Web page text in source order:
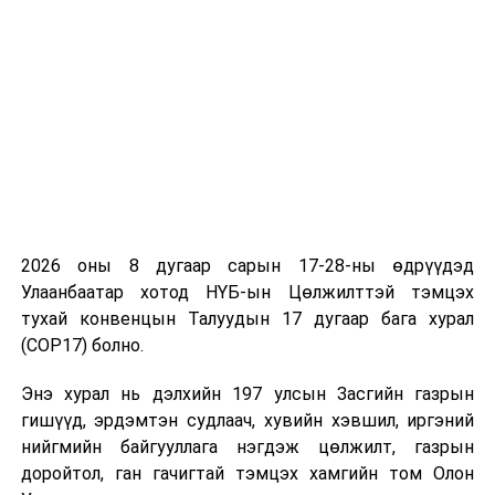
хүрээнд “Татварын асуудлаар захиргааны туслалцаа
харилцан үзүүлэх тухай конвенц””-ыг Монгол Улсын
Их Хурал 2020 оны 1 дүгээр сарын 3-ны өдөр
соёрхон баталж, тус конвенц 2020 оны 6 дугаар
төгөлдөр үйлчилж байна.
Жич: Энэхүү жагсаалт нь ФАТФ-ын Мөнгө угаах,
терроризмыг санхүүжүүлэхтэй тэмцэх
2026 оны 8 дугаар сарын 17-28-ны өдрүүдэд
Улаанбаатар хотод НҮБ-ын Цөлжилттэй тэмцэх
тухай конвенцын Талуудын 17 дугаар бага хурал
(COP17) болно.
Энэ хурал нь дэлхийн 197 улсын Засгийн газрын
гишүүд, эрдэмтэн судлаач, хувийн хэвшил, иргэний
нийгмийн байгууллага нэгдэж цөлжилт, газрын
доройтол, ган гачигтай тэмцэх хамгийн том Олон